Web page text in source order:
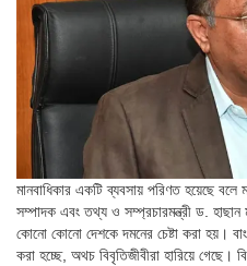
মানবাধিকার একটি ব্যবসায় পরিণত হয়েছে
সম্পাদক এবং তথ্য ও সম্প্রচারমন্ত্রী ড. হাছান
কোনো কোনো দেশকে দমনের চেষ্টা করা হয়।
করা হচ্ছে, অথচ বিবৃতিজীবীরা হারিয়ে গেছে।